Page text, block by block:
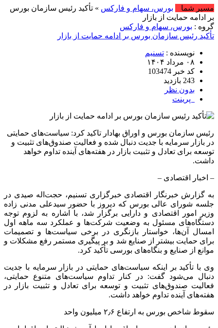
مسیر شما
بورس، سهام و فارکس » تأکید رئیس سازمان بورس
بر ادامه حمایت از بازار
گروه : بورس، سهام و فارکس
تأکید رئیس سازمان بورس بر ادامه حمایت از بازار
نویسنده : تسنیم
۰۸ مرداد ۱۴۰۴
کد خبر 103474
243 بازدید
بدون نظر
پرینت
رئیس سازمان بورس و اوراق بهادار تاکید کرد: سیاست‌های حمایتی
در بازار سرمایه با جدیت دنبال شده و فعالیت صندوق‌های تثبیت و
توسعه برای تعادل و تثبیت بازار در هفته‌های آینده تداوم خواهد
داشت.
– اخبار اقتصادی –
به گزارش خبرنگار اقتصادی خبرگزاری تسنیم، حجت‌اله صیدی در
جلسه شورای عالی بورس که دیروز با حضور سیدعلی مدنی زاده
وزیر امور اقتصادی و دارایی برگزار شد، با اشاره به لزوم توجه
دستگاه‌های مسئول به وضعیت شرکت‌ها و عملکرد سه ماهه‌ اول
امسال آن‌ها، خواستار بازنگری در برخی سیاست‌ها و تصمیمات
برای حمایت بیشتر از صنایع شد و بر پیگیری مستمر رفع مشکلات و
موانع از صنایع و بنگاه‌های بورسی تأکید کرد.
وی با تأکید بر اینکه سیاست‌های حمایتی در بازار سرمایه با جدیت
دنبال می‌شود گفت: در کنار تداوم سیاست‌های متنوع حمایتی،
فعالیت صندوق‌های تثبیت و توسعه برای تعادل و تثبیت بازار در
هفته‌های آینده تداوم خواهد داشت.
سقوط شاخص بورس به ارتفاع ۲٫۶ میلیون واحد